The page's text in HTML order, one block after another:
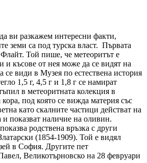
ви разкажем интересни факти,
земи са под турска власт. Първата
Той пише, че метеоритът е
и късове от нея може да се видят на
види в Музея по естествена история
1,5 г, 4,5 г и 1,8 г се намират
в метеоритната колекция в
под която се вижда материя със
като скалните частици действат на
и показват наличие на оливин.
родствена връзка с други
(1854-1909). Той е видял
в София. Другите пет
Великотърновско на 28 февруари